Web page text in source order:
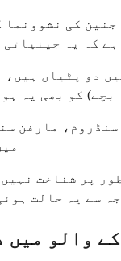
کی
کہ یہ
ہے۔ یہ 1-2 فیصد کی عام آبادی کے
مارفن
پر شناخت
سے یہ حالت
والو